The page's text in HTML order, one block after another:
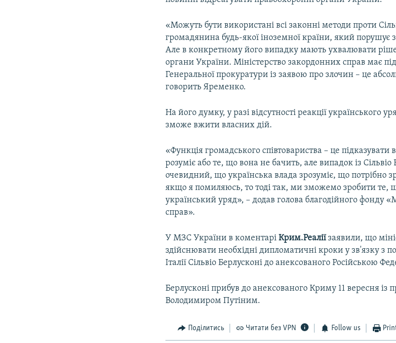
«Можуть бути використані всі законні методи проти
громадянина будь-якої іноземної країни, який порушує
Але в конкретному його випадку мають ухвалювати
органи України. Міністерство закордонних справ має
Генеральної прокуратури із заявою про злочин – це
говорить Яременко.
На його думку, у разі відсутності реакції українського
зможе вжити власних дій.
«Функція громадського співтовариства – це підказувати
розуміє або те, що вона не бачить, але випадок із
очевидний, що українська влада зрозуміє, що потрібно
якщо я помиляюсь, то тоді так, ми зможемо зробити те,
український уряд», – додав голова благодійного фонду
справ».
У МЗС України в коментаріКрим.Реаліїзаявили, що
здійснювати необхідні дипломатичні кроки у зв'язку з
Італії Сільвіо Берлусконі до анексованого Російською
Берлусконі прибув до анексованого Криму 11 вересня із
Володимиром Путіним.
Поділитись Читати без VPN Follow us